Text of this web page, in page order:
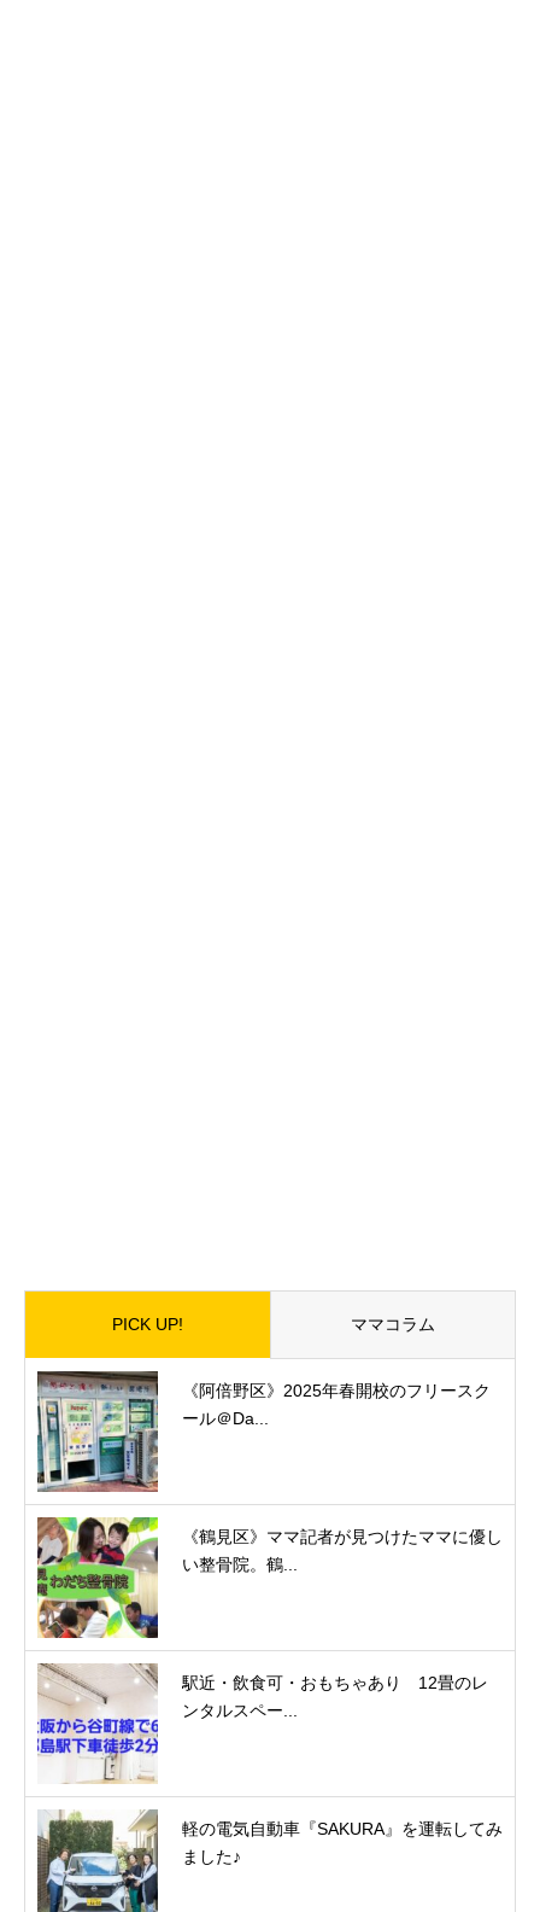
PICK UP! ママコラム
《阿倍野区》2025年春開校のフリースク
ール＠Da...
《鶴見区》ママ記者が見つけたママに優し
い整骨院。鶴...
駅近・飲食可・おもちゃあり 12畳のレ
ンタルスペー...
軽の電気自動車『SAKURA』を運転してみ
ました♪